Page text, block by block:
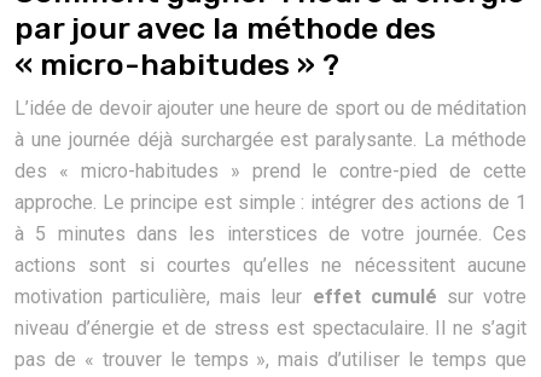
par jour avec la méthode des
« micro-habitudes » ?
L’idée de devoir ajouter une heure de sport ou de méditation
à une journée déjà surchargée est paralysante. La méthode
des « micro-habitudes » prend le contre-pied de cette
approche. Le principe est simple : intégrer des actions de 1
à 5 minutes dans les interstices de votre journée. Ces
actions sont si courtes qu’elles ne nécessitent aucune
motivation particulière, mais leur effet cumulé sur votre
niveau d’énergie et de stress est spectaculaire. Il ne s’agit
pas de « trouver le temps », mais d’utiliser le temps que